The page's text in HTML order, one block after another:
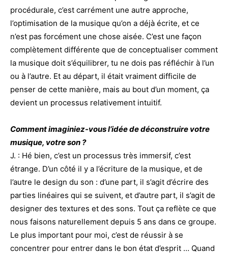
procédurale, c’est carrément une autre approche,
l’optimisation de la musique qu’on a déjà écrite, et ce
n’est pas forcément une chose aisée. C’est une façon
complètement différente que de conceptualiser comment
la musique doit s’équilibrer, tu ne dois pas réfléchir à l’un
ou à l’autre. Et au départ, il était vraiment difficile de
penser de cette manière, mais au bout d’un moment, ça
devient un processus relativement intuitif.
Comment imaginiez-vous l’idée de déconstruire votre
musique, votre son ?
J. : Hé bien, c’est un processus très immersif, c’est
étrange. D’un côté il y a l’écriture de la musique, et de
l’autre le design du son : d’une part, il s’agit d’écrire des
parties linéaires qui se suivent, et d’autre part, il s’agit de
designer des textures et des sons. Tout ça reflète ce que
nous faisons naturellement depuis 5 ans dans ce groupe.
Le plus important pour moi, c’est de réussir à se
concentrer pour entrer dans le bon état d’esprit … Quand